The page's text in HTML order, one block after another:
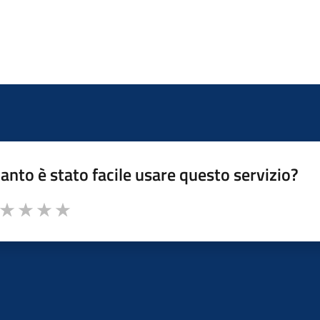
è stato facile usare questo servizio?
da 1 a 5 stelle il servizio